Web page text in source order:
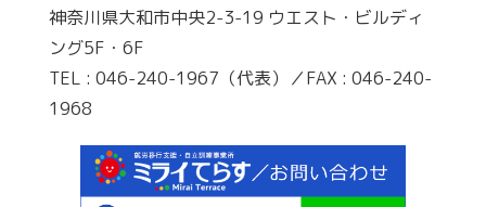
神奈川県大和市中央2-3-19 ウエスト・ビルディ
ング5F・6F
TEL : 046-240-1967（代表）／FAX : 046-240-
1968